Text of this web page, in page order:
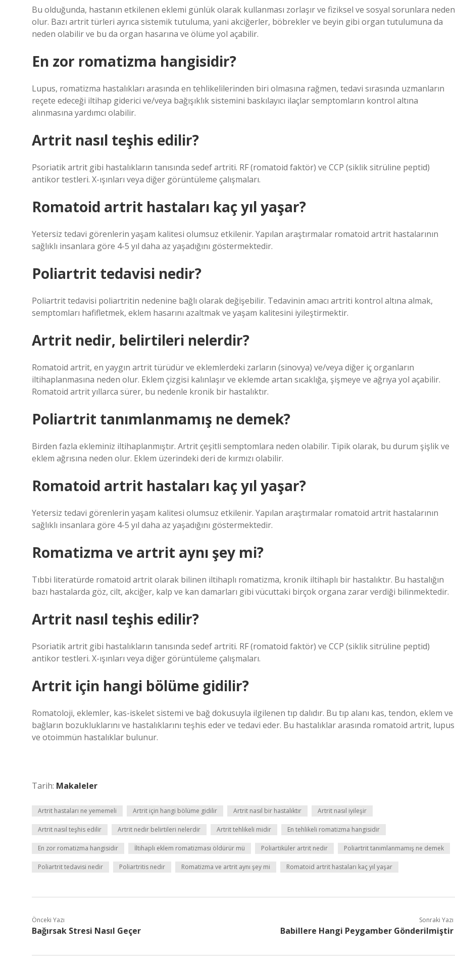
Bu olduğunda, hastanın etkilenen eklemi günlük olarak kullanması zorlaşır ve fiziksel ve sosyal sorunlara neden
olur. Bazı artrit türleri ayrıca sistemik tutuluma, yani akciğerler, böbrekler ve beyin gibi organ tutulumuna da
neden olabilir ve bu da organ hasarına ve ölüme yol açabilir.
En zor romatizma hangisidir?
Lupus, romatizma hastalıkları arasında en tehlikelilerinden biri olmasına rağmen, tedavi sırasında uzmanların
reçete edeceği iltihap giderici ve/veya bağışıklık sistemini baskılayıcı ilaçlar semptomların kontrol altına
alınmasına yardımcı olabilir.
Artrit nasıl teşhis edilir?
Psoriatik artrit gibi hastalıkların tanısında sedef artriti. RF (romatoid faktör) ve CCP (siklik sitrüline peptid)
antikor testleri. X-ışınları veya diğer görüntüleme çalışmaları.
Romatoid artrit hastaları kaç yıl yaşar?
Yetersiz tedavi görenlerin yaşam kalitesi olumsuz etkilenir. Yapılan araştırmalar romatoid artrit hastalarının
sağlıklı insanlara göre 4-5 yıl daha az yaşadığını göstermektedir.
Poliartrit tedavisi nedir?
Poliartrit tedavisi poliartritin nedenine bağlı olarak değişebilir. Tedavinin amacı artriti kontrol altına almak,
semptomları hafifletmek, eklem hasarını azaltmak ve yaşam kalitesini iyileştirmektir.
Artrit nedir, belirtileri nelerdir?
Romatoid artrit, en yaygın artrit türüdür ve eklemlerdeki zarların (sinovya) ve/veya diğer iç organların
iltihaplanmasına neden olur. Eklem çizgisi kalınlaşır ve eklemde artan sıcaklığa, şişmeye ve ağrıya yol açabilir.
Romatoid artrit yıllarca sürer, bu nedenle kronik bir hastalıktır.
Poliartrit tanımlanmamış ne demek?
Birden fazla ekleminiz iltihaplanmıştır. Artrit çeşitli semptomlara neden olabilir. Tipik olarak, bu durum şişlik ve
eklem ağrısına neden olur. Eklem üzerindeki deri de kırmızı olabilir.
Romatoid artrit hastaları kaç yıl yaşar?
Yetersiz tedavi görenlerin yaşam kalitesi olumsuz etkilenir. Yapılan araştırmalar romatoid artrit hastalarının
sağlıklı insanlara göre 4-5 yıl daha az yaşadığını göstermektedir.
Romatizma ve artrit aynı şey mi?
Tıbbi literatürde romatoid artrit olarak bilinen iltihaplı romatizma, kronik iltihaplı bir hastalıktır. Bu hastalığın
bazı hastalarda göz, cilt, akciğer, kalp ve kan damarları gibi vücuttaki birçok organa zarar verdiği bilinmektedir.
Artrit nasıl teşhis edilir?
Psoriatik artrit gibi hastalıkların tanısında sedef artriti. RF (romatoid faktör) ve CCP (siklik sitrüline peptid)
antikor testleri. X-ışınları veya diğer görüntüleme çalışmaları.
Artrit için hangi bölüme gidilir?
Romatoloji, eklemler, kas-iskelet sistemi ve bağ dokusuyla ilgilenen tıp dalıdır. Bu tıp alanı kas, tendon, eklem ve
bağların bozukluklarını ve hastalıklarını teşhis eder ve tedavi eder. Bu hastalıklar arasında romatoid artrit, lupus
ve otoimmün hastalıklar bulunur.
Tarih: Makaleler
Artrit hastaları ne yememeli Artrit için hangi bölüme gidilir Artrit nasıl bir hastalıktır Artrit nasıl iyileşir
Artrit nasıl teşhis edilir Artrit nedir belirtileri nelerdir Artrit tehlikeli midir En tehlikeli romatizma hangisidir
En zor romatizma hangisidir İltihaplı eklem romatizması öldürür mü Poliartiküler artrit nedir Poliartrit tanımlanmamış ne demek
Poliartrit tedavisi nedir Poliartritis nedir Romatizma ve artrit aynı şey mi Romatoid artrit hastaları kaç yıl yaşar
Önceki Yazı
Bağırsak Stresi Nasıl Geçer
Sonraki Yazı
Babillere Hangi Peygamber Gönderilmiştir